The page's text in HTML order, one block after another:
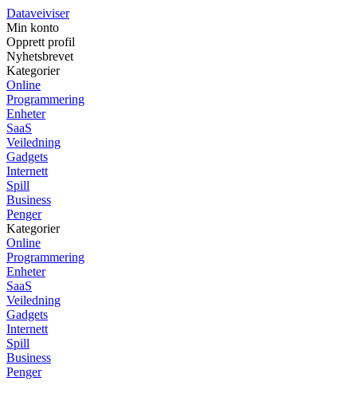
Dataveiviser
Min konto
Opprett profil
Nyhetsbrevet
Kategorier
Online
Programmering
Enheter
SaaS
Veiledning
Gadgets
Internett
Spill
Business
Penger
Kategorier
Online
Programmering
Enheter
SaaS
Veiledning
Gadgets
Internett
Spill
Business
Penger